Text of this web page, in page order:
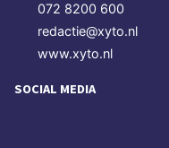
072 8200 600
redactie@xyto.nl
www.xyto.nl
SOCIAL MEDIA